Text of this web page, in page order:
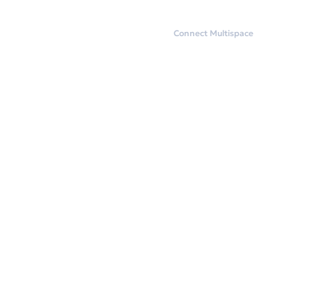
Connect Multispace